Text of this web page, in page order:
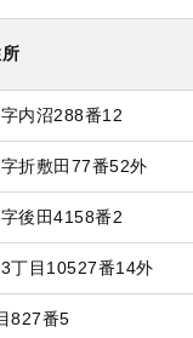
内沼288番12
折敷田77番52外
後田4158番2
丁目10527番14外
827番5